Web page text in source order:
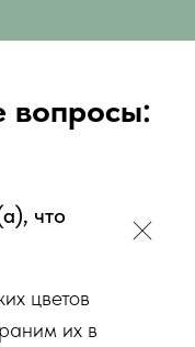
её удобно
вопросы:
что
цветов
их в